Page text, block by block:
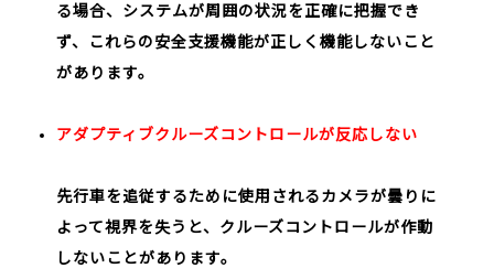
る場合、システムが周囲の状況を正確に把握でき
ず、これらの安全支援機能が正しく機能しないこと
があります。
アダプティブクルーズコントロールが反応しない
先行車を追従するために使用されるカメラが曇りに
よって視界を失うと、クルーズコントロールが作動
しないことがあります。